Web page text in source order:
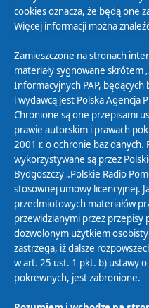
Zasady korzystania z
Organizacje Pożytku
Cyfryzacja DAB+
Polityka ochrony danych
Abonament
Zamówienia publiczne
Biuletyn Informacji
cookies oznacza, że będą one
Więcej informacji można
Zamieszczone na stronach
materiały sygnowane skrótem
Informacyjnych PAP,
i wydawcą jest Polska Agencja
Chronione są one przepisami
prawie autorskim i prawach
2001 r. o ochronie baz danych.
wykorzystywane są przez
Bydgoszczy „Polskie Radio
stosownej umowy licencyjnej.
przedmiotowych materiałów
przewidzianymi przez przepisy
dozwolonym użytkiem
zastrzega, iż dalsze
w art. 25 ust. 1 pkt. b) ustawy
pokrewnych, jest zabronione.